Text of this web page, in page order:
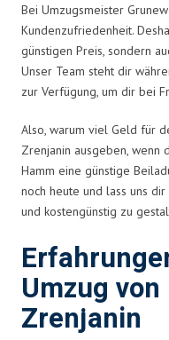
Bei Umzugsmeister
Kundenzufriedenheit.
günstigen Preis, sondern
Unser Team steht dir
zur Verfügung, um dir bei
Also, warum viel Geld für
Zrenjanin ausgeben, wenn
Hamm eine günstige
noch heute und lass uns
und kostengünstig zu
Umzug
Zrenjanin